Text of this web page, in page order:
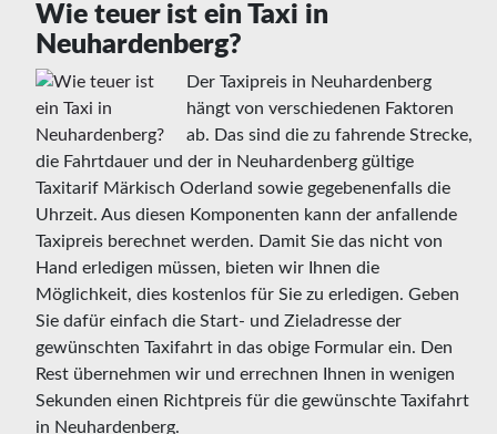
Wie teuer ist ein Taxi in
Neuhardenberg?
Der Taxipreis in Neuhardenberg
hängt von verschiedenen Faktoren
ab. Das sind die zu fahrende Strecke,
die Fahrtdauer und der in Neuhardenberg gültige
Taxitarif Märkisch Oderland sowie gegebenenfalls die
Uhrzeit. Aus diesen Komponenten kann der anfallende
Taxipreis berechnet werden. Damit Sie das nicht von
Hand erledigen müssen, bieten wir Ihnen die
Möglichkeit, dies kostenlos für Sie zu erledigen. Geben
Sie dafür einfach die Start- und Zieladresse der
gewünschten Taxifahrt in das obige Formular ein. Den
Rest übernehmen wir und errechnen Ihnen in wenigen
Sekunden einen Richtpreis für die gewünschte Taxifahrt
in Neuhardenberg.